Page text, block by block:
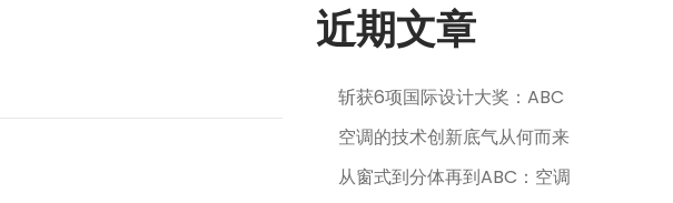
近期文章
斩获6项国际设计大奖：ABC
空调的技术创新底气从何而来
从窗式到分体再到ABC：空调